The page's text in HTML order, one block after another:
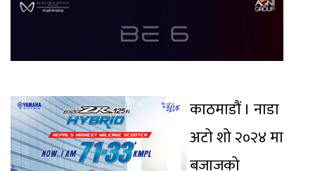
काठमाडौं । नाडा
अटो शो २०२४ मा
बजाजको